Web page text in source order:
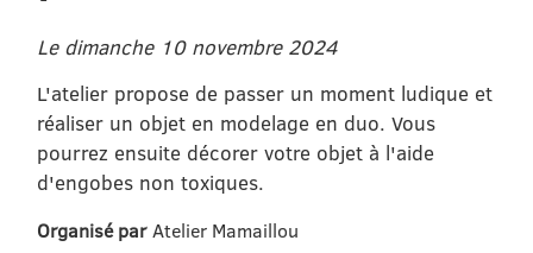
Le dimanche 10 novembre 2024
L'atelier propose de passer un moment ludique et
réaliser un objet en modelage en duo. Vous
pourrez ensuite décorer votre objet à l'aide
d'engobes non toxiques.
Organisé par Atelier Mamaillou